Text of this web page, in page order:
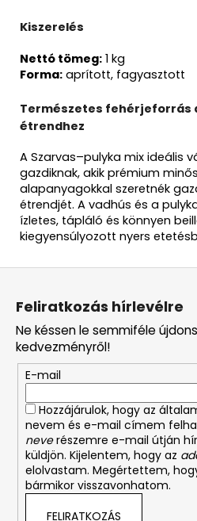
Kiszerelés
Nettó tömeg: 1 kg
Forma: aprított, fagyasztott
Természetes fehérjeforrás
étrendhez
A Szarvas–pulyka mix ideális
gazdiknak, akik prémium
alapanyagokkal szeretnék
étrendjét. A vadhús és a
ízletes, tápláló és könnyen
kiegyensúlyozott nyers
L
Feliratkozás hírlevélre
Ne késsen le semmiféle
kedvezményről!
E-mail
Hozzájárulok, hogy az
nevem és e-mail címem
neverészemre e-mail útján
küldjön. Kijelentem, hogy az
elolvastam. Megértettem,
bármikor visszavonhatom.
FELIRATKOZÁS